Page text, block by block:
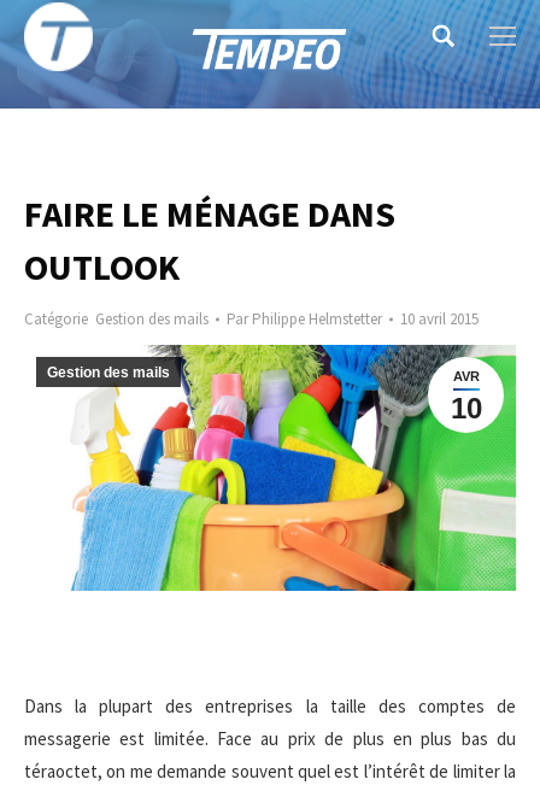
Search:
FAIRE LE MÉNAGE DANS
OUTLOOK
Catégorie Gestion des mails ParPhilippe Helmstetter 10 avril 2015
AVR
10
Gestion des mails
Dans la plupart des entreprises la taille des comptes de
messagerie est limitée. Face au prix de plus en plus bas du
téraoctet, on me demande souvent quel est l’intérêt de limiter la